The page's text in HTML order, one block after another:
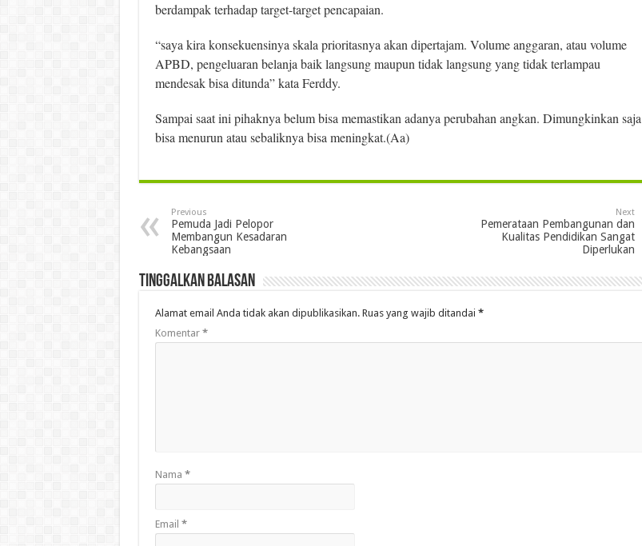
berdampak terhadap target-target pencapaian.
“saya kira konsekuensinya skala prioritasnya akan dipertajam. Volume anggaran, atau volume
APBD, pengeluaran belanja baik langsung maupun tidak langsung yang tidak terlampau
mendesak bisa ditunda” kata Ferddy.
Sampai saat ini pihaknya belum bisa memastikan adanya perubahan angkan. Dimungkinkan saja
bisa menurun atau sebaliknya bisa meningkat.(Aa)
Previous
Pemuda Jadi Pelopor
Membangun Kesadaran
Kebangsaan
Next
Pemerataan Pembangunan dan
Kualitas Pendidikan Sangat
Diperlukan
Tinggalkan Balasan
Alamat email Anda tidak akan dipublikasikan. Ruas yang wajib ditandai *
Komentar *
Nama *
Email *